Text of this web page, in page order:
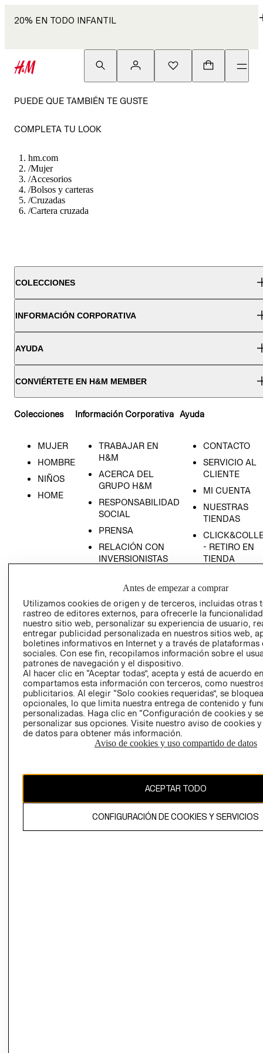
20% EN TODO INFANTIL
PUEDE QUE TAMBIÉN TE GUSTE
COMPLETA TU LOOK
hm.com
/Mujer
/Accesorios
/Bolsos y carteras
/Cruzadas
/Cartera cruzada
COLECCIONES
INFORMACIÓN CORPORATIVA
AYUDA
CONVIÉRTETE EN H&M MEMBER
Colecciones
MUJER
HOMBRE
NIÑOS
HOME
Información Corporativa
TRABAJAR EN
H&M
ACERCA DEL
GRUPO H&M
RESPONSABILIDAD
SOCIAL
PRENSA
RELACIÓN CON
INVERSIONISTAS
EMPRESARIAL
Ayuda
CONTACTO
SERVICIO AL
CLIENTE
MI CUENTA
NUESTRAS
TIENDAS
- RETIRO EN
TIENDA
CONDICIONES
AVISO DE
PRIVACIDAD
GIFT CARD
AVISO DE
COOKIES
El contenido de esta página web está protegido por copyright y es
Antes de empezar a comprar
Utilizamos cookies de origen y de terceros, incluidas otras
rastreo de editores externos, para ofrecerle la
nuestro sitio web, personalizar su experiencia de usuario,
entregar publicidad personalizada en nuestros sitios web,
boletines informativos en Internet y a través de plataformas
sociales. Con ese fin, recopilamos información sobre el
patrones de navegación y el dispositivo.
Al hacer clic en “Aceptar todas”, acepta y está de acuerdo
compartamos esta información con terceros, como
publicitarios. Al elegir “Solo cookies requeridas”, se
opcionales, lo que limita nuestra entrega de contenido y
personalizadas. Haga clic en “Configuración de cookies y
personalizar sus opciones. Visite nuestro aviso de cookies
de datos para obtener más información.
Aviso de cookies y uso compartido de datos
ACEPTAR TODO
CONFIGURACIÓN DE COOKIES Y SERVICIOS